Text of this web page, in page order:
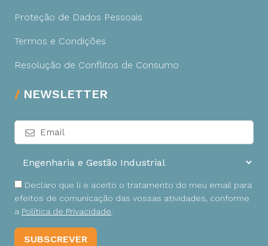
Proteção de Dados Pessoais
Termos e Condições
Resolução de Conflitos de Consumo
NEWSLETTER
Declaro que li e aceito o tratamento do meu email para
efeitos de comunicação das vossas atividades, conforme
a Política de Privacidade.